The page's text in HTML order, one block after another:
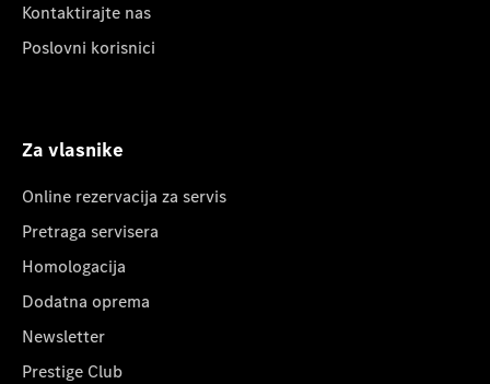
Kontaktirajte nas
Poslovni korisnici
Za vlasnike
Online rezervacija za servis
Pretraga servisera
Homologacija
Dodatna oprema
Newsletter
Prestige Club